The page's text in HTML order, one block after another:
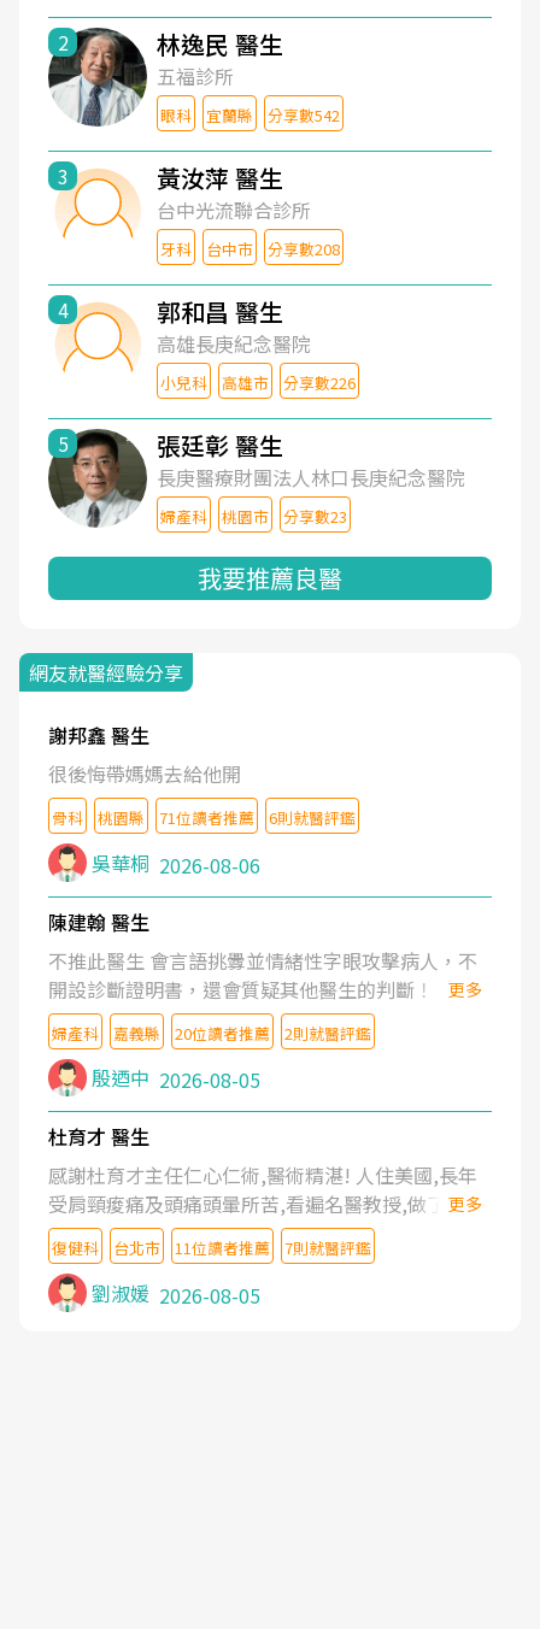
2 林逸民 醫生
五福診所
眼科 宜蘭縣 分享數542
3 黃汝萍 醫生
台中光流聯合診所
牙科 台中市 分享數208
4 郭和昌 醫生
高雄長庚紀念醫院
小兒科 高雄市 分享數226
5 張廷彰 醫生
長庚醫療財團法人林口長庚紀念醫院
婦產科 桃園市 分享數23
我要推薦良醫
網友就醫經驗分享
謝邦鑫 醫生
很後悔帶媽媽去給他開
骨科 桃園縣 71位讀者推薦 6則就醫評鑑
吳華桐 2026-08-06
陳建翰 醫生
不推此醫生 會言語挑釁並情緒性字眼攻擊病人，不
開設診斷證明書，還會質疑其他醫生的判斷！
更多
婦產科 嘉義縣 20位讀者推薦 2則就醫評鑑
殷迺中 2026-08-05
杜育才 醫生
感謝杜育才主任仁心仁術,醫術精湛! 人住美國,長年
受肩頸痠痛及頭痛頭暈所苦,看遍名醫教授,做了各種
檢查,也嘗試過西醫打針,中醫針灸及物理徒手治療都
沒有用,後來連吃到嗎啡類止痛藥都效果有限,只是壓
症狀,沒多久就痛起來,多年失眠嚴重影響生活品質.
台灣親友介紹忠孝醫院杜育才主任是頸頭症候群專
更多
復健科 台北市 11位讀者推薦 7則就醫評鑑
劉淑媛 2026-08-05